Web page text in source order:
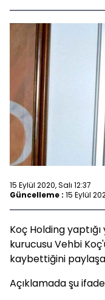
15 Eylül 2020, Salı 12:37
Güncelleme : 15 Eylül
Koç Holding
kurucusu Vehbi
kaybettiğini
Açıklamada şu